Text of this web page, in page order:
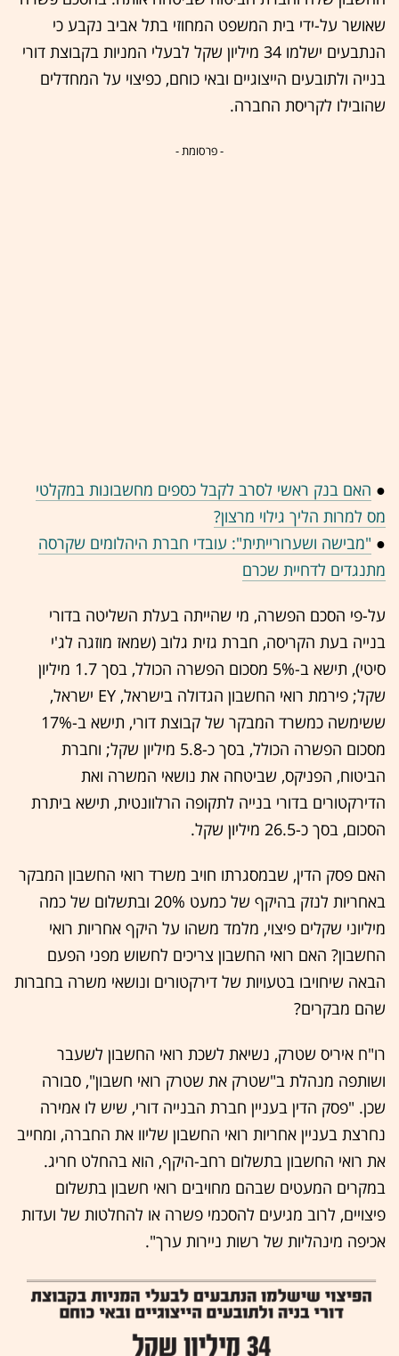
שאושר על-ידי בית המשפט המחוזי בתל אביב נקבע כי
הנתבעים ישלמו 34 מיליון שקל לבעלי המניות בקבוצת דורי
בנייה ולתובעים הייצוגיים ובאי כוחם, כפיצוי על המחדלים
שהובילו לקריסת החברה.
- פרסומת -
● האם בנק ראשי לסרב לקבל כספים מחשבונות במקלטי
מס למרות הליך גילוי מרצון?
● "מבישה ושערורייתית": עובדי חברת היהלומים שקרסה
מתנגדים לדחיית שכרם
על-פי הסכם הפשרה, מי שהייתה בעלת השליטה בדורי
בנייה בעת הקריסה, חברת גזית גלוב (שמאז מוזגה לג'י
סיטי), תישא ב-5% מסכום הפשרה הכולל, בסך 1.7 מיליון
שקל; פירמת רואי החשבון הגדולה בישראל, EY ישראל,
ששימשה כמשרד המבקר של קבוצת דורי, תישא ב-17%
מסכום הפשרה הכולל, בסך כ-5.8 מיליון שקל; וחברת
הביטוח, הפניקס, שביטחה את נושאי המשרה ואת
הדירקטורים בדורי בנייה לתקופה הרלוונטית, תישא ביתרת
הסכום, בסך כ-26.5 מיליון שקל.
האם פסק הדין, שבמסגרתו חויב משרד רואי החשבון המבקר
באחריות לנזק בהיקף של כמעט 20% ובתשלום של כמה
מיליוני שקלים פיצוי, מלמד משהו על היקף אחריות רואי
החשבון? האם רואי החשבון צריכים לחשוש מפני הפעם
הבאה שיחויבו בטעויות של דירקטורים ונושאי משרה בחברות
שהם מבקרים?
רו"ח איריס שטרק, נשיאת לשכת רואי החשבון לשעבר
ושותפה מנהלת ב"שטרק את שטרק רואי חשבון", סבורה
שכן. "פסק הדין בעניין חברת הבנייה דורי, שיש לו אמירה
נחרצת בעניין אחריות רואי החשבון שליוו את החברה, ומחייב
את רואי החשבון בתשלום רחב-היקף, הוא בהחלט חריג.
במקרים המעטים שבהם מחויבים רואי חשבון בתשלום
פיצויים, לרוב מגיעים להסכמי פשרה או להחלטות של ועדות
אכיפה מינהליות של רשות ניירות ערך".